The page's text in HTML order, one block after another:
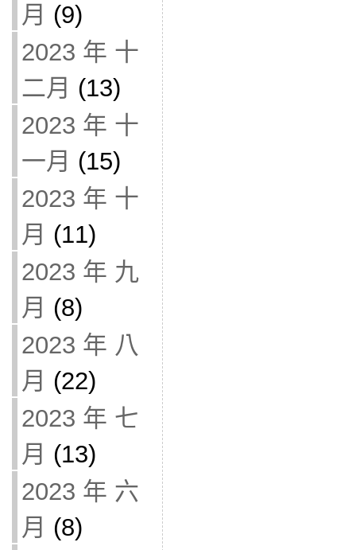
月 (9)
2023 年 十
二月 (13)
2023 年 十
一月 (15)
2023 年 十
月 (11)
2023 年 九
月 (8)
2023 年 八
月 (22)
2023 年 七
月 (13)
2023 年 六
月 (8)